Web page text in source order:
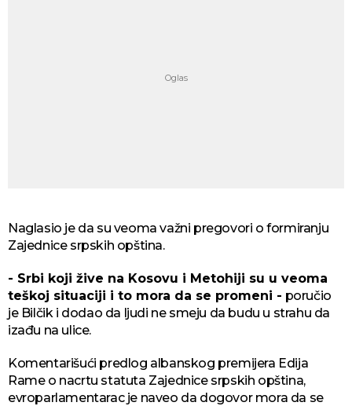
Naglasio je da su veoma važni pregovori o formiranju
Zajednice srpskih opština.
- Srbi koji žive na Kosovu i Metohiji su u veoma
teškoj situaciji i to mora da se promeni - poručio
je Bilčik i dodao da ljudi ne smeju da budu u strahu da
izađu na ulice.
Komentarišući predlog albanskog premijera Edija
Rame o nacrtu statuta Zajednice srpskih opština,
evroparlamentarac je naveo da dogovor mora da se